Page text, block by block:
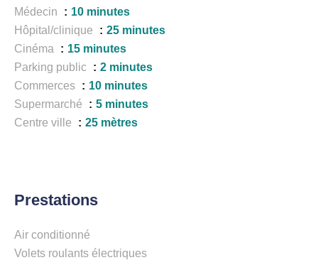
Médecin
10 minutes
Hôpital/clinique
25 minutes
Cinéma
15 minutes
Parking public
2 minutes
Commerces
10 minutes
Supermarché
5 minutes
Centre ville
25 mètres
Prestations
Air conditionné
Volets roulants électriques